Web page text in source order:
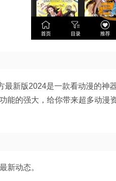
最新版2024是一款看动漫的神
能的强大，给你带来超多动漫
新动态。